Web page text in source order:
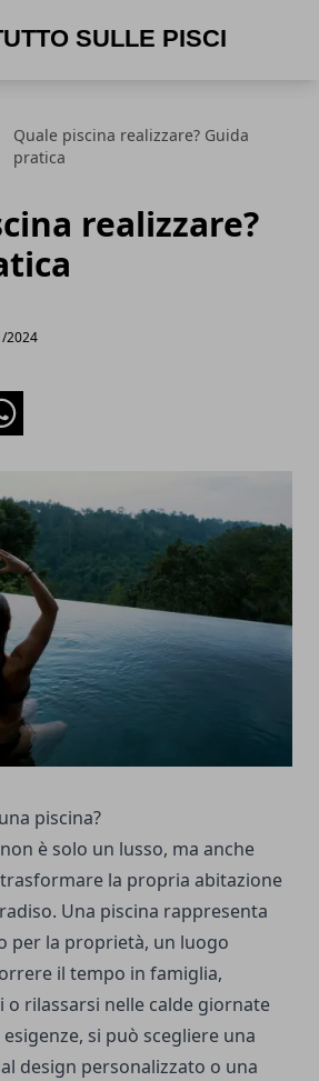
Quale piscina realizzare? Guida
pratica
realizzare?
2024
piscina?
è solo un lusso, ma anche
la propria abitazione
Una piscina rappresenta
per la proprietà, un luogo
il tempo in famiglia,
o rilassarsi nelle calde giornate
si può scegliere una
design personalizzato o una